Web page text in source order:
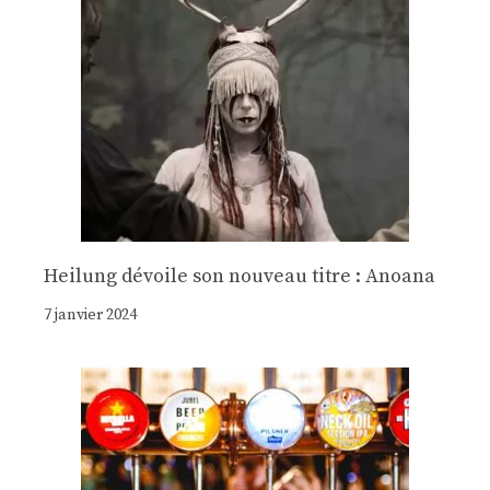
Heilung dévoile son nouveau titre : Anoana
7 janvier 2024